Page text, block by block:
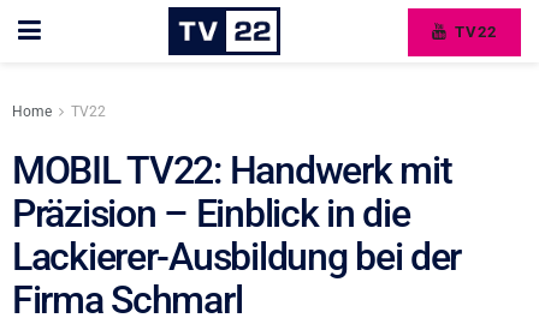
TV22
Home TV22
MOBIL TV22: Handwerk mit
Präzision – Einblick in die
Lackierer-Ausbildung bei der
Firma Schmarl